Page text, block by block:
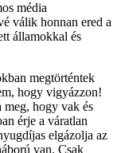
média
válik honnan ered a
államokkal és
megtörténtek
hogy vigyázzon!
meg, hogy vak és
érje a váratlan
elgázolja az
van. Csak